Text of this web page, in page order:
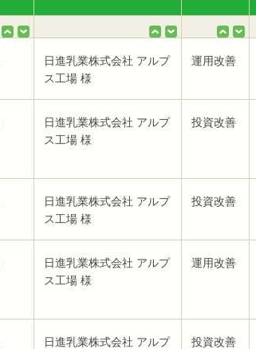
日進乳業株式会社 アルプ
ス工場 様
運用改善
日進乳業株式会社 アルプ
ス工場 様
投資改善
日進乳業株式会社 アルプ
ス工場 様
投資改善
日進乳業株式会社 アルプ
ス工場 様
運用改善
日進乳業株式会社 アルプ
投資改善